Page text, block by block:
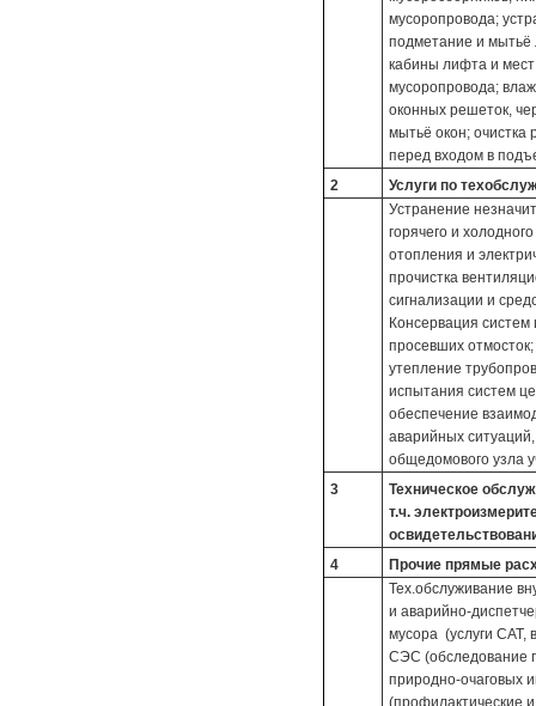
мусоропровода;
подметание и
кабины лифта и
мусоропровода;
оконных решеток,
мытьё окон; очистка
перед входом в
2
Услуги по
Устранение
горячего и
отопления и
прочистка
сигнализации и
Консервация
просевших
утепление
испытания систем
обеспечение
аварийных
общедомового узла
3
Техническое
т.ч.
4
Прочие прямые
Тех.обслуживание
и аварийно-
мусора (услуги САТ,
СЭС (обследование
природно-очаговых